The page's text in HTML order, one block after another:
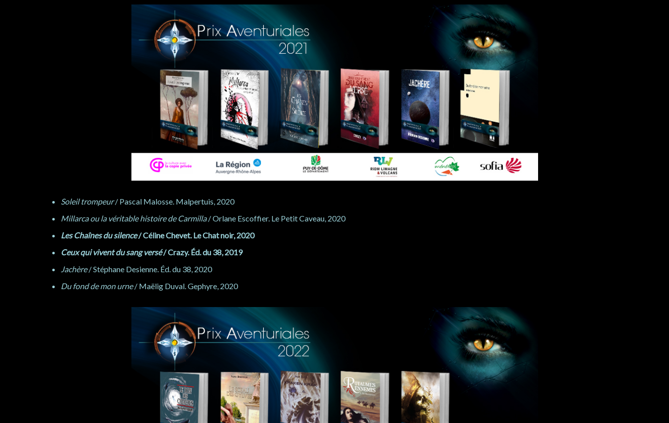
Soleil trompeur/ Pascal Malosse. Malpertuis, 2020
Millarca ou la véritable histoire de Carmilla/ Orlane Escoffier. Le Petit Caveau, 2020
Les Chaînes du silence/ Céline Chevet. Le Chat noir, 2020
Ceux qui vivent du sang versé/ Crazy. Éd. du 38, 2019
Jachère/ Stéphane Desienne. Éd. du 38, 2020
Du fond de mon urne/ Maëlig Duval. Gephyre, 2020